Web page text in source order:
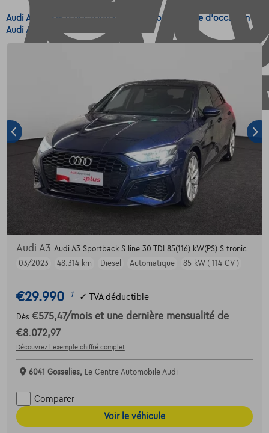
Audi A3 Diesel d'occasion - Achetez votre voiture d'occasion
Audi A3 Diesel
Audi A3 Audi A3 Sportback S line 30 TDI 85(116) kW(PS) S tronic
03/2023
48.314 km Diesel Automatique 85 kW ( 114 CV )
€29.990 1 ✓ TVA déductible
Dès €575,47/mois et une dernière mensualité de
€8.072,97
Découvrez l’exemple chiffré complet
6041 Gosselies, Le Centre Automobile Audi
Comparer
Voir le véhicule